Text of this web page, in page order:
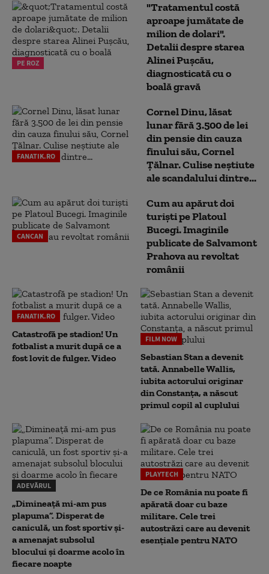
PE ROZ
"Tratamentul costă
aproape jumătate de
milion de dolari".
Detalii despre starea
Alinei Pușcău,
diagnosticată cu o
boală gravă
FANATIK.RO
Cornel Dinu, lăsat
lunar fără 3.500 de lei
din pensie din cauza
finului său, Cornel
Țălnar. Culise neștiute
ale scandalului dintre...
CANCAN
Cum au apărut doi
turiști pe Platoul
Bucegi. Imaginile
publicate de Salvamont
Prahova au revoltat
românii
FANATIK.RO
Catastrofă pe stadion! Un
fotbalist a murit după ce a
fost lovit de fulger. Video
FILM NOW
Sebastian Stan a devenit
tată. Annabelle Wallis,
iubita actorului originar
din Constanța, a născut
primul copil al cuplului
ADEVĂRUL
„Dimineață mi-am pus
plapuma”. Disperat de
caniculă, un fost sportiv și-
a amenajat subsolul
blocului și doarme acolo în
fiecare noapte
PLAYTECH
De ce România nu poate fi
apărată doar cu baze
militare. Cele trei
autostrăzi care au devenit
esențiale pentru NATO